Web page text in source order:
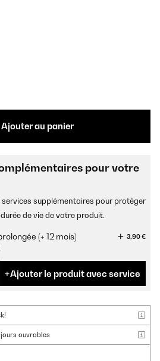
Ajouter au panier
pour votre
services supplémentaires pour protéger
de vie de votre produit.
(+ 12 mois)
3,90 €
Ajouter le produit avec service
ouvrables